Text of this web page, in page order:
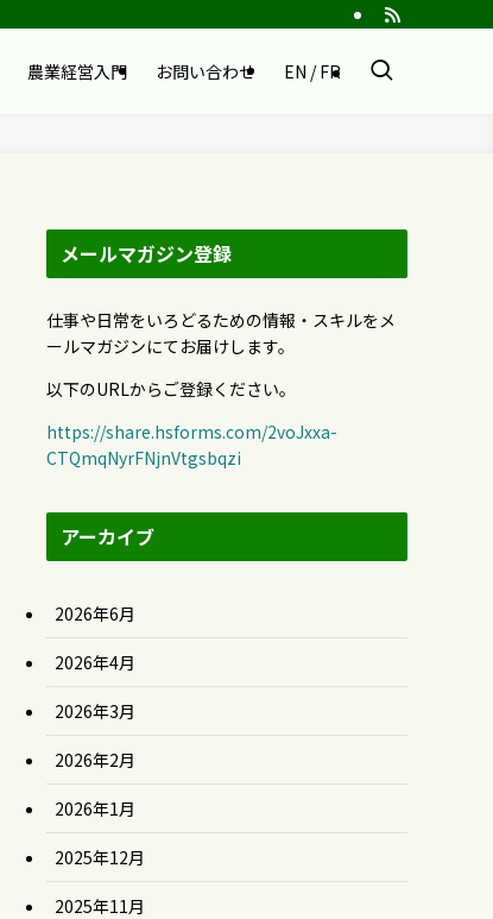
農業経営入門 お問い合わせ EN / FR
メールマガジン登録
仕事や日常をいろどるための情報・スキルをメ
ールマガジンにてお届けします。
以下のURLからご登録ください。
https://share.hsforms.com/2voJxxa-
CTQmqNyrFNjnVtgsbqzi
アーカイブ
2026年6月
2026年4月
2026年3月
2026年2月
2026年1月
2025年12月
2025年11月